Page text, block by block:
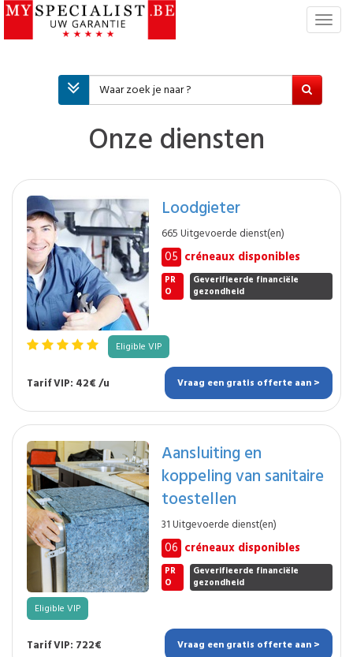
T
i
Onze diensten
Loodgieter
665 Uitgevoerde dienst(en)
05 créneaux disponibles
PR
O
Geverifieerde financiële
gezondheid
Eligible VIP
Tarif VIP: 42€ /u Vraag een gratis offerte aan >
Aansluiting en
koppeling van sanitaire
toestellen
31 Uitgevoerde dienst(en)
06 créneaux disponibles
PR
O
Geverifieerde financiële
gezondheid
Eligible VIP
Tarif VIP: 722€ Vraag een gratis offerte aan >